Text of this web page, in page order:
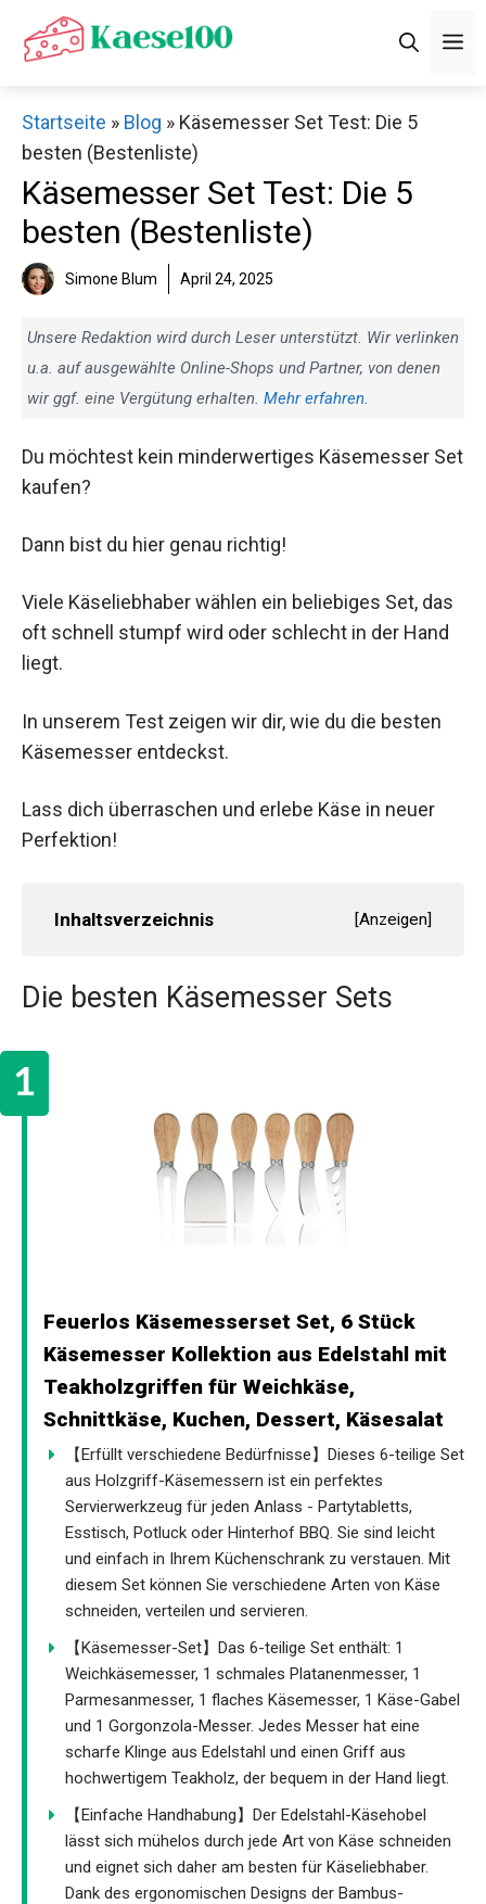
Inhalt
Startseite » Blog » Käsemesser Set Test: Die 5
besten (Bestenliste)
Käsemesser Set Test: Die 5
besten (Bestenliste)
Simone Blum April 24, 2025
Unsere Redaktion wird durch Leser unterstützt. Wir verlinken
u.a. auf ausgewählte Online-Shops und Partner, von denen
wir ggf. eine Vergütung erhalten. Mehr erfahren.
Du möchtest kein minderwertiges Käsemesser Set
kaufen?
Dann bist du hier genau richtig!
Viele Käseliebhaber wählen ein beliebiges Set, das
oft schnell stumpf wird oder schlecht in der Hand
liegt.
In unserem Test zeigen wir dir, wie du die besten
Käsemesser entdeckst.
Lass dich überraschen und erlebe Käse in neuer
Perfektion!
Inhaltsverzeichnis [Anzeigen]
Die besten Käsemesser Sets
Feuerlos Käsemesserset Set, 6 Stück
Käsemesser Kollektion aus Edelstahl mit
Teakholzgriffen für Weichkäse,
Schnittkäse, Kuchen, Dessert, Käsesalat
【Erfüllt verschiedene Bedürfnisse】Dieses 6-teilige Set
aus Holzgriff-Käsemessern ist ein perfektes
Servierwerkzeug für jeden Anlass - Partytabletts,
Esstisch, Potluck oder Hinterhof BBQ. Sie sind leicht
und einfach in Ihrem Küchenschrank zu verstauen. Mit
diesem Set können Sie verschiedene Arten von Käse
schneiden, verteilen und servieren.
【Käsemesser-Set】Das 6-teilige Set enthält: 1
Weichkäsemesser, 1 schmales Platanenmesser, 1
Parmesanmesser, 1 flaches Käsemesser, 1 Käse-Gabel
und 1 Gorgonzola-Messer. Jedes Messer hat eine
scharfe Klinge aus Edelstahl und einen Griff aus
hochwertigem Teakholz, der bequem in der Hand liegt.
【Einfache Handhabung】Der Edelstahl-Käsehobel
lässt sich mühelos durch jede Art von Käse schneiden
und eignet sich daher am besten für Käseliebhaber.
Dank des ergonomischen Designs der Bambus-